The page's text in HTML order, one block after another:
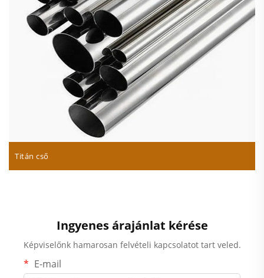
Titán cső
Ingyenes árajánlat kérése
Képviselőnk hamarosan felvételi kapcsolatot tart veled.
E-mail